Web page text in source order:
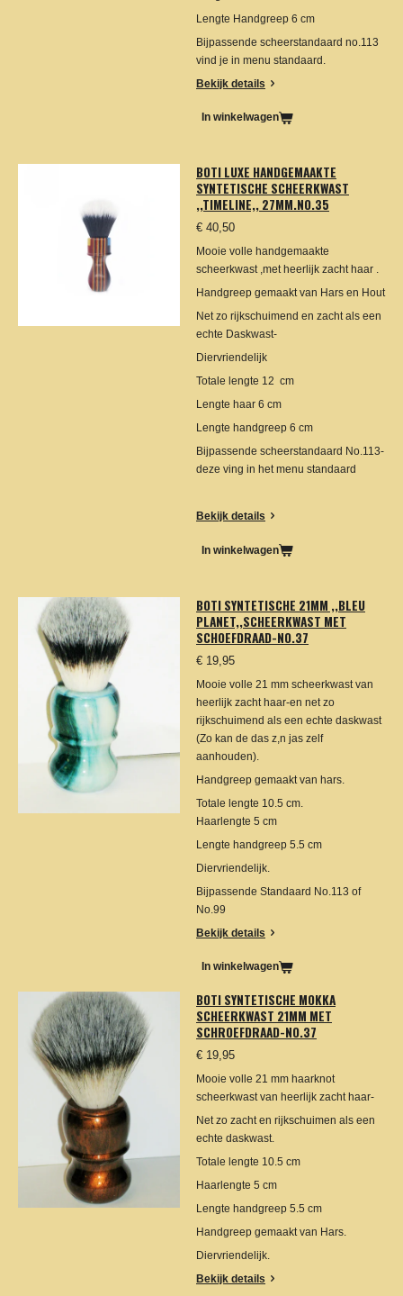
Lengte Handgreep 6 cm
Bijpassende scheerstandaard no.113
vind je in menu standaard.
Bekijk details
In winkelwagen
BOTI LUXE HANDGEMAAKTE
SYNTETISCHE SCHEERKWAST
,,TIMELINE,, 27MM.NO.35
€ 40,50
Mooie volle handgemaakte
scheerkwast ,met heerlijk zacht haar .
Handgreep gemaakt van Hars en Hout
Net zo rijkschuimend en zacht als een
echte Daskwast-
Diervriendelijk
Totale lengte 12 cm
Lengte haar 6 cm
Lengte handgreep 6 cm
Bijpassende scheerstandaard No.113-
deze ving in het menu standaard
Bekijk details
In winkelwagen
BOTI SYNTETISCHE 21MM ,,BLEU
PLANET,,SCHEERKWAST MET
SCHOEFDRAAD-NO.37
€ 19,95
Mooie volle 21 mm scheerkwast van
heerlijk zacht haar-en net zo
rijkschuimend als een echte daskwast
(Zo kan de das z,n jas zelf
aanhouden).
Handgreep gemaakt van hars.
Totale lengte 10.5 cm.
Haarlengte 5 cm
Lengte handgreep 5.5 cm
Diervriendelijk.
Bijpassende Standaard No.113 of
No.99
Bekijk details
In winkelwagen
BOTI SYNTETISCHE MOKKA
SCHEERKWAST 21MM MET
SCHROEFDRAAD-NO.37
€ 19,95
Mooie volle 21 mm haarknot
scheerkwast van heerlijk zacht haar-
Net zo zacht en rijkschuimen als een
echte daskwast.
Totale lengte 10.5 cm
Haarlengte 5 cm
Lengte handgreep 5.5 cm
Handgreep gemaakt van Hars.
Diervriendelijk.
Bekijk details